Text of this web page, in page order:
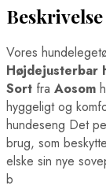
Beskrivelse
Vores
Højdejusterbar
Sort fra Aosom
hyggeligt og
hundeseng Det
brug, som
elske sin nye
b